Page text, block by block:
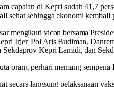
capaian di Kepri sudah 41,7
sehat sehingga ekonomi
mengikuti vicon bersama
Irjen Pol Aris Budiman,
Kepri Lamidi, dan
orang perhari memang
secara langsung pelaksanaan